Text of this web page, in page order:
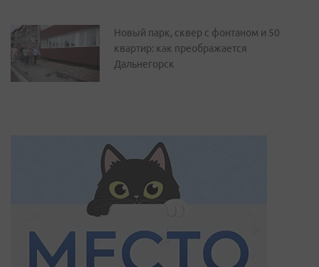
Новый парк, сквер с фонтаном и 50
квартир: как преображается
Дальнегорск